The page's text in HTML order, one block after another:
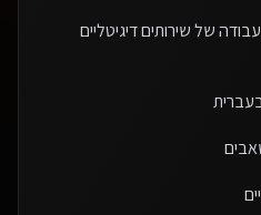
של שירותים דיגיטליים